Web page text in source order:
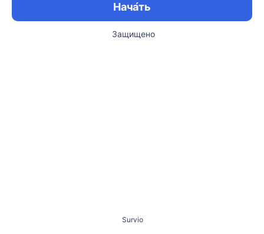
Нача́ть
Защищено
Survio